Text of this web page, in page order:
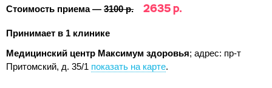
Стоимость приема — 3100 р. 2635 р.
Принимает в 1 клинике
Медицинский центр Максимум здоровья; адрес: пр-т
Притомский, д. 35/1 показать на карте.